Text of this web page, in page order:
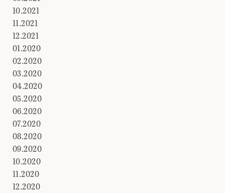
10.2021
11.2021
12.2021
01.2020
02.2020
03.2020
04.2020
05.2020
06.2020
07.2020
08.2020
09.2020
10.2020
11.2020
12.2020